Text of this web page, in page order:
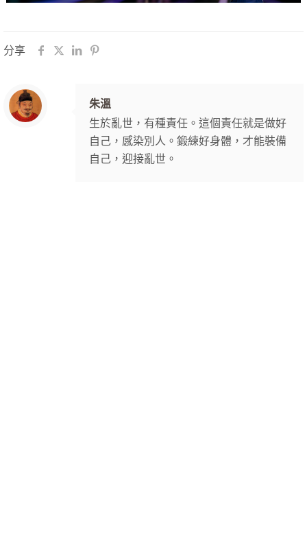
分享
朱溫
生於亂世，有種責任。這個責任就是做好
自己，感染別人。鍛練好身體，才能裝備
自己，迎接亂世。